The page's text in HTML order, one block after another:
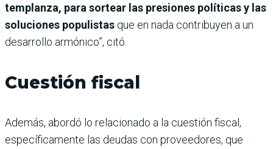
templanza, para sortear las presiones políticas y las
soluciones populistas que en nada contribuyen a un
desarrollo armónico”, citó.
Cuestión fiscal
Además, abordó lo relacionado a la cuestión fiscal,
específicamente las deudas con proveedores, que